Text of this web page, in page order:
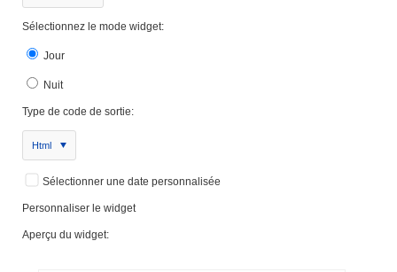
Sélectionnez le mode widget:
Jour
Nuit
Type de code de sortie:
Html
Sélectionner une date personnalisée
Personnaliser le widget
Aperçu du widget: